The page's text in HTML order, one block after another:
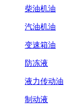
柴油机油
汽油机油
变速箱油
防冻液
液力传动油
制动液